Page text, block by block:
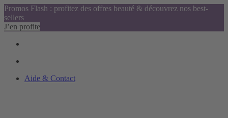
Promos Flash : profitez des offres beauté & découvrez nos best-
sellers
J’en profite
Aide & Contact